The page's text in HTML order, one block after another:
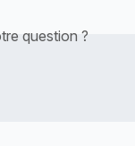
question ?